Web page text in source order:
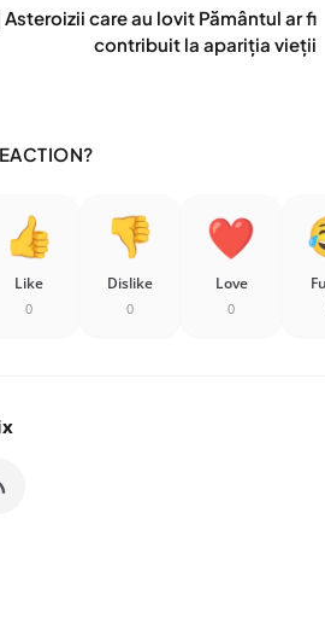
Asteroizii care au lovit Pământul ar fi
contribuit la apariția vieții
Like
0
Dislike
0
Love
0